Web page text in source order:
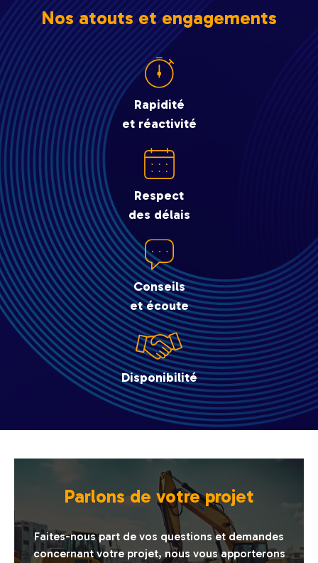
Nos atouts et engagements
Rapidité
et réactivité
Respect
des délais
Conseils
et écoute
Disponibilité
Parlons de votre projet
Faites-nous part de vos questions et demandes
concernant votre projet, nous vous apporterons